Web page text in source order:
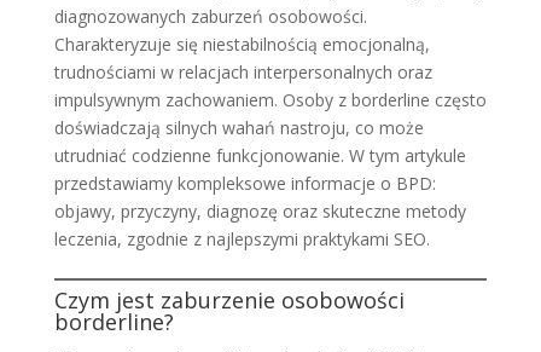
diagnozowanych zaburzeń osobowości.
Charakteryzuje się niestabilnością emocjonalną,
trudnościami w relacjach interpersonalnych oraz
impulsywnym zachowaniem. Osoby z borderline często
doświadczają silnych wahań nastroju, co może
utrudniać codzienne funkcjonowanie. W tym artykule
przedstawiamy kompleksowe informacje o BPD:
objawy, przyczyny, diagnozę oraz skuteczne metody
leczenia, zgodnie z najlepszymi praktykami SEO.
Czym jest zaburzenie osobowości
borderline?